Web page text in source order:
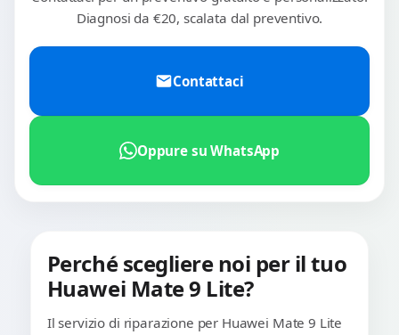
Diagnosi da €20, scalata dal preventivo.
Contattaci
Oppure su WhatsApp
Perché scegliere noi per il tuo
Huawei Mate 9 Lite?
Il servizio di riparazione per Huawei Mate 9 Lite